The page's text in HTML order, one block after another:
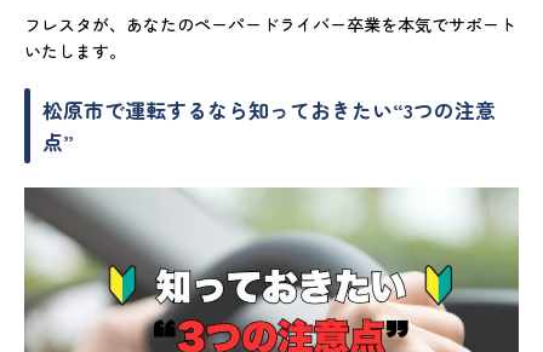
フレスタが、あなたのペーパードライバー卒業を本気でサポート
いたします。
松原市で運転するなら知っておきたい“3つの注意
点”